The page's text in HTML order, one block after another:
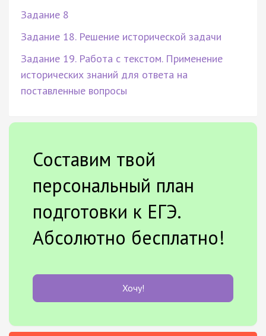
Задание 8
Задание 18. Решение исторической задачи
Задание 19. Работа с текстом. Применение
исторических знаний для ответа на
поставленные вопросы
Составим твой
персональный план
подготовки к ЕГЭ.
Абсолютно бесплатно!
Хочу!